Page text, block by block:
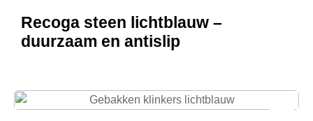
Recoga steen lichtblauw –
duurzaam en antislip
Zoom